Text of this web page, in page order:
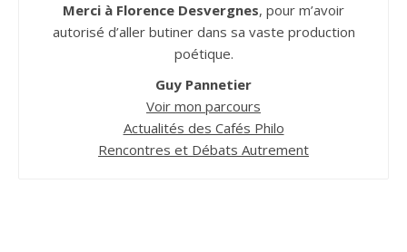
Merci à Florence Desvergnes, pour m’avoir
autorisé d’aller butiner dans sa vaste production
poétique.
Guy Pannetier
Voir mon parcours
Actualités des Cafés Philo
Rencontres et Débats Autrement